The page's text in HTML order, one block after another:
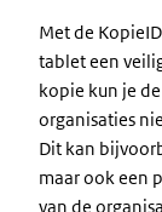
Met de
tablet een
kopie kun je
organisaties
Dit kan
maar ook een
van de